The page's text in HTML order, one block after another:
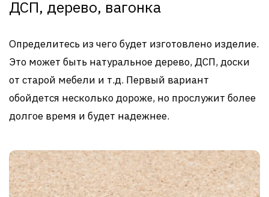
ДСП, дерево, вагонка
Определитесь из чего будет изготовлено изделие.
Это может быть натуральное дерево, ДСП, доски
от старой мебели и т.д. Первый вариант
обойдется несколько дороже, но прослужит более
долгое время и будет надежнее.